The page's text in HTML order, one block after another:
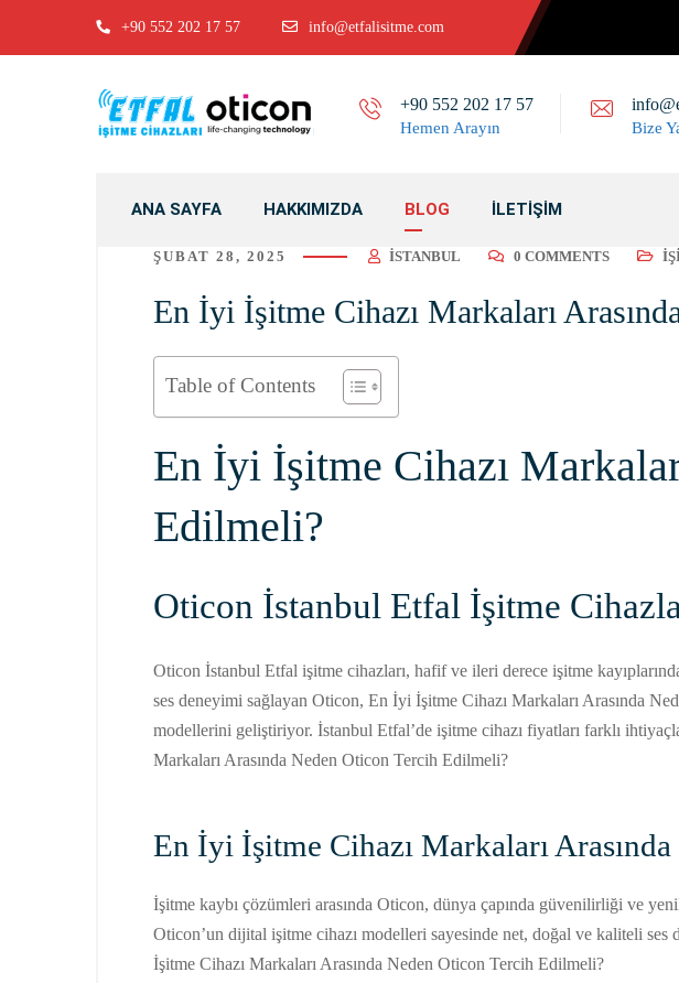
+90 552 202 17 57 info@etfalisitme.com
+90 552 202 17 57
Hemen Arayın Bize
ANA SAYFA HAKKIMIZDA BLOG İLETIŞIM
ŞUBAT 28, 2025 ISTANBUL 0 COMMENTS
En İyi İşitme Cihazı Markaları
Table of Contents
En İyi İşitme Cihazı
Edilmeli?
Oticon İstanbul Etfal İşitme
Oticon İstanbul Etfal işitme cihazları, hafif ve ileri derece işitme
ses deneyimi sağlayan Oticon, En İyi İşitme Cihazı Markaları Arasında
modellerini geliştiriyor. İstanbul Etfal’de işitme cihazı fiyatları farklı
Markaları Arasında Neden Oticon Tercih Edilmeli?
En İyi İşitme Cihazı Markaları
İşitme kaybı çözümleri arasında Oticon, dünya çapında güvenilirliği ve
Oticon’un dijital işitme cihazı modelleri sayesinde net, doğal ve kaliteli
İşitme Cihazı Markaları Arasında Neden Oticon Tercih Edilmeli?